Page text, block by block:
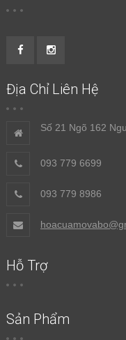
Địa Chỉ Liên Hệ
Số 21 Ngõ 162
093 779 6699
093 779 8986
Hỗ Trợ
Sản Phẩm